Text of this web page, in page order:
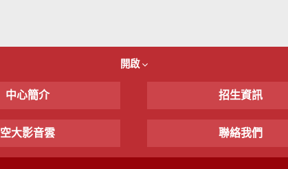
開啟
中心簡介 招生資訊
空大影音雲 聯絡我們